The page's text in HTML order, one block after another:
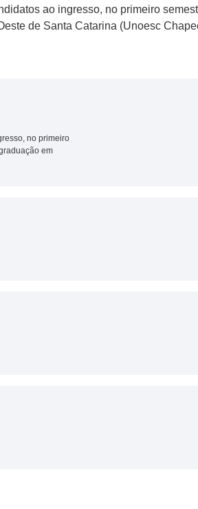
ao ingresso, no primeiro
de Santa Catarina (Unoesc
no primeiro
em